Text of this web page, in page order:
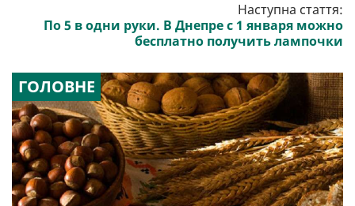
Наступна стаття:
По 5 в одни руки. В Днепре с 1 января можно
бесплатно получить лампочки
ГОЛОВНЕ